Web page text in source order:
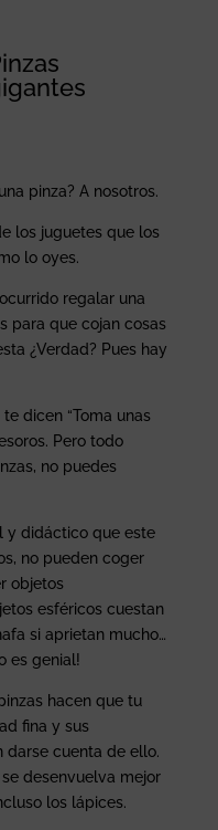
pinza? A nosotros.
los juguetes que los
lo oyes.
regalar una
para que cojan cosas
¿Verdad? Pues hay
dicen “Toma unas
Pero todo
no puedes
y didáctico que este
no pueden coger
objetos
esféricos cuestan
si aprietan mucho…
es genial!
hacen que tu
fina y sus
darse cuenta de ello.
desenvuelva mejor
los lápices.